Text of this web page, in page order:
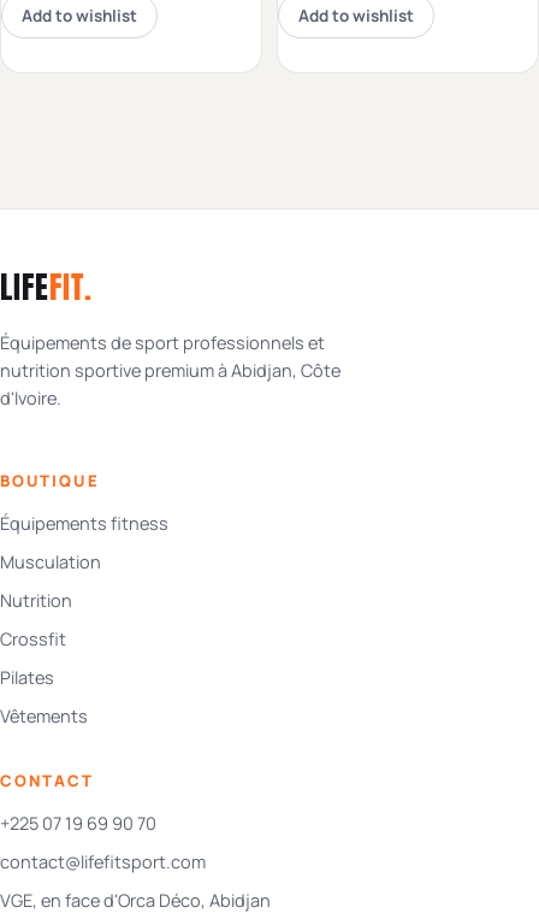
Add to wishlist Add to wishlist
LIFEFIT.
Équipements de sport professionnels et
nutrition sportive premium à Abidjan, Côte
d'Ivoire.
BOUTIQUE
Équipements fitness
Musculation
Nutrition
Crossfit
Pilates
Vêtements
CONTACT
+225 07 19 69 90 70
contact@lifefitsport.com
VGE, en face d'Orca Déco, Abidjan